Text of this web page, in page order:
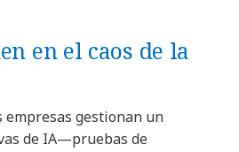
en el caos de la
empresas gestionan un
de IA—pruebas de